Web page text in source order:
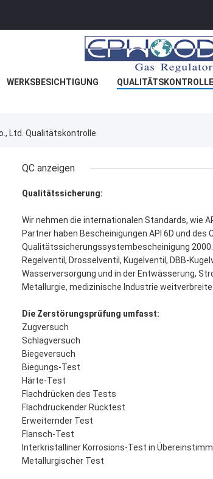
WERKSBESICHTIGUNG QUALITÄTSKONTROLLE
Ltd. Qualitätskontrolle
QC anzeigen
Qualitätssicherung:
Wir nehmen die internationalen Standards, wie
Partner haben Bescheinigungen API 6D und des
Qualitätssicherungssystembescheinigung
Regelventil, Drosselventil, Kugelventil, DBB-
Wasserversorgung und in der Entwässerung,
Metallurgie, medizinische Industrie
Die Zerstörungsprüfung umfasst:
Zugversuch
Schlagversuch
Biegeversuch
Biegungs-Test
Härte-Test
Flachdrücken des Tests
Flachdrückender Rücktest
Erweiternder Test
Flansch-Test
Interkristalliner Korrosions-Test in
Metallurgischer Test